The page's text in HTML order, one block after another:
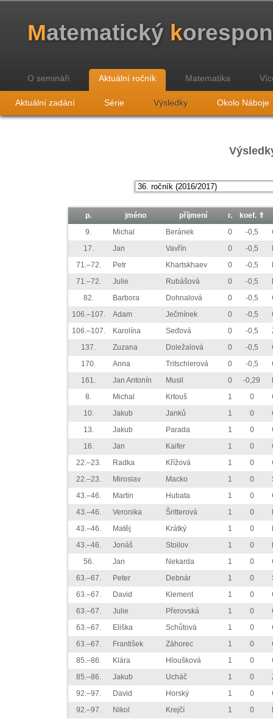
Matematický k
O semináři Aktuální ročník Matematika
Aktuální zadání Série Výsledky Okolo Náboje
p. jméno příjmení r. koef.⇑
9.
Michal Beránek 0 -0,5
17.
Jan Vavřín 0 -0,5
71.–72.
Petr Khartskhaev 0 -0,5
71.–72.
Julie Rubášová 0 -0,5
82.
Barbora Dohnalová 0 -0,5
106.–107.
Adam Ječmínek 0 -0,5
106.–107.
Karolína Seďová 0 -0,5
137.
Zuzana Doležalová 0 -0,5
170.
Anna Tritschlerová 0 -0,5
161.
Jan Antonín Musil 0 -0,29
8.
Michal Krtouš 1 0
10.
Jakub Janků 1 0
13.
Jakub Parada 1 0
16.
Jan Kaifer 1 0
22.–23.
Radka Křížová 1 0
22.–23.
Miroslav Macko 1 0
43.–46.
Martin Hubata 1 0
43.–46.
Veronika Šritterová 1 0
43.–46.
Matěj Krátký 1 0
43.–46.
Jonáš Stoilov 1 0
56.
Jan Nekarda 1 0
63.–67.
Peter Debnár 1 0
63.–67.
David Klement 1 0
63.–67.
Julie Přerovská 1 0
63.–67.
Eliška Schůtová 1 0
63.–67.
František Záhorec 1 0
85.–86.
Klára Hloušková 1 0
85.–86.
Jakub Ucháč 1 0
92.–97.
David Horský 1 0
92.–97.
Nikol Krejčí 1 0